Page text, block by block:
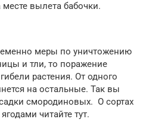
вылета бабочки.
меры по уничтожению
и тли, то поражение
растения. От одного
на остальные. Так вы
смородиновых. О сортах
читайте тут.